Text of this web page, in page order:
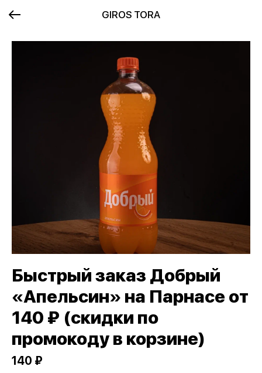
GIROS TORA
Быстрый заказ Добрый
«Апельсин» на Парнасе от
140 ₽ (скидки по
промокоду в корзине)
140 ₽